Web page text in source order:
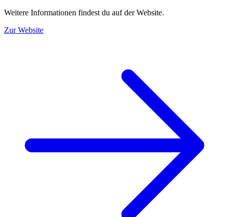
Weitere Informationen findest du auf der Website.
Zur Website